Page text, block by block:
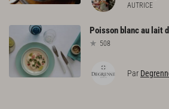
AUTRICE
Poisson blancau lait
508
Par